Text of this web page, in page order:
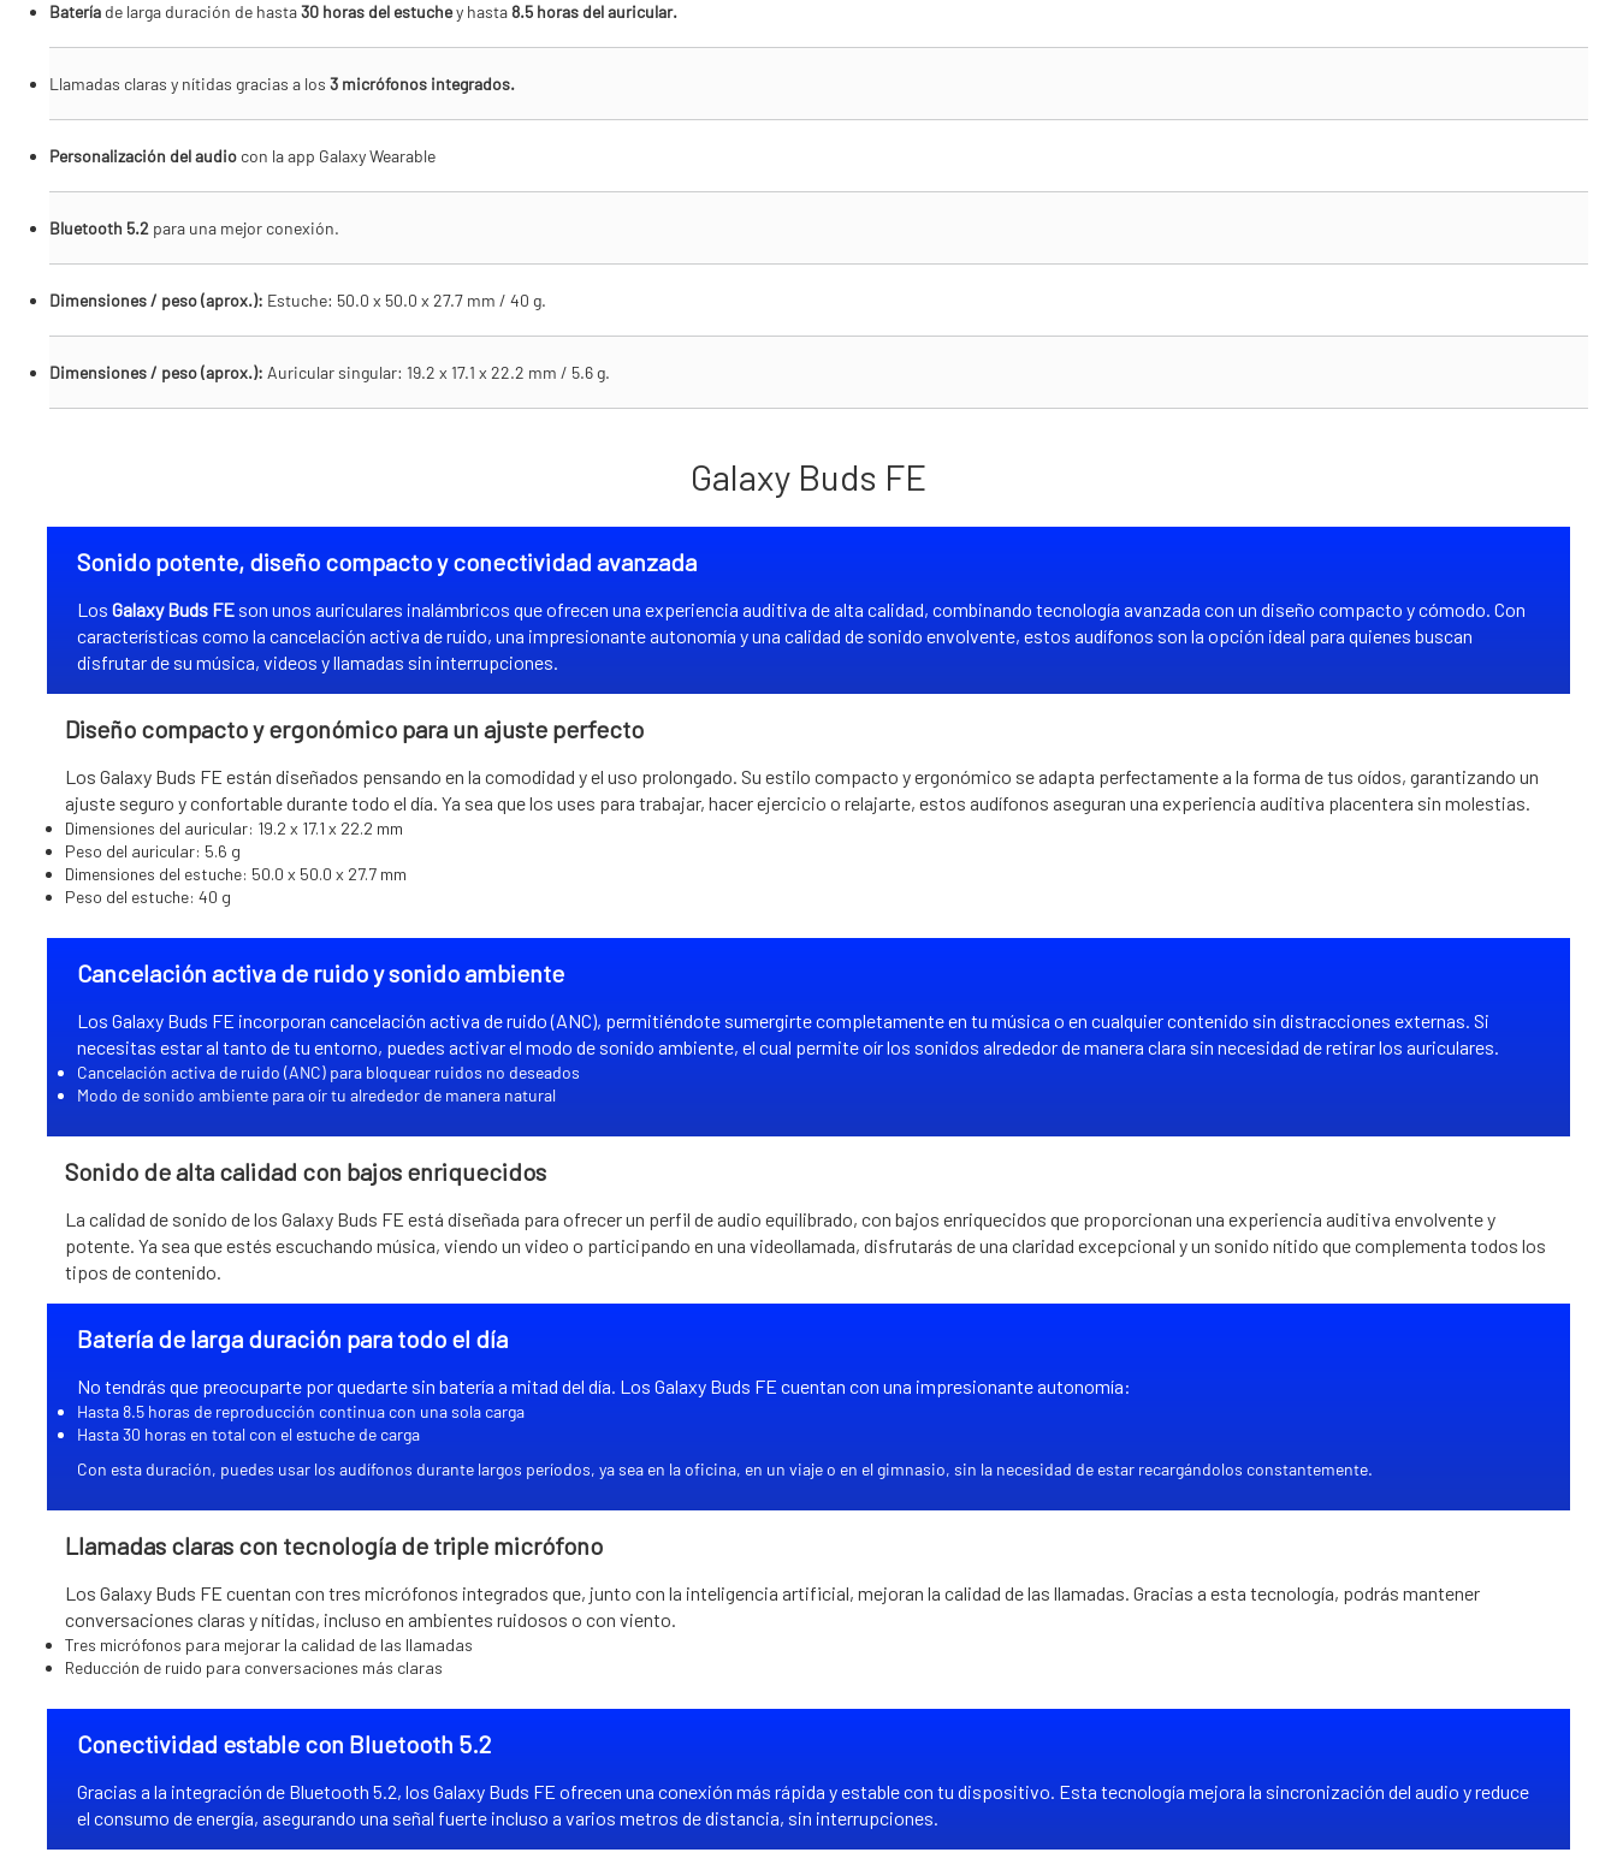
Batería de larga duración de hasta30 horas del estuchey hasta8.5 horas del auricular.
Llamadas claras y nítidas gracias a los 3 micrófonos integrados.
Personalización del audio con la app Galaxy Wearable
Bluetooth 5.2 para una mejor conexión.
Dimensiones / peso (aprox.): Estuche: 50.0 x 50.0 x 27.7 mm / 40 g.
Dimensiones / peso (aprox.): Auricular singular: 19.2 x 17.1 x 22.2 mm / 5.6 g.
Galaxy Buds FE
Sonido potente, diseño compacto y conectividad avanzada
Los Galaxy Buds FE son unos auriculares inalámbricos que ofrecen una experiencia auditiva de alta calidad, combinando tecnología avanzada con un diseño compacto y cómodo. Con
características como la cancelación activa de ruido, una impresionante autonomía y una calidad de sonido envolvente, estos audífonos son la opción ideal para quienes buscan
disfrutar de su música, videos y llamadas sin interrupciones.
Diseño compacto y ergonómico para un ajuste perfecto
Los Galaxy Buds FE están diseñados pensando en la comodidad y el uso prolongado. Su estilo compacto y ergonómico se adapta perfectamente a la forma de tus oídos, garantizando un
ajuste seguro y confortable durante todo el día. Ya sea que los uses para trabajar, hacer ejercicio o relajarte, estos audífonos aseguran una experiencia auditiva placentera sin molestias.
Dimensiones del auricular: 19.2 x 17.1 x 22.2 mm
Peso del auricular: 5.6 g
Dimensiones del estuche: 50.0 x 50.0 x 27.7 mm
Peso del estuche: 40 g
Cancelación activa de ruido y sonido ambiente
Los Galaxy Buds FE incorporan cancelación activa de ruido (ANC), permitiéndote sumergirte completamente en tu música o en cualquier contenido sin distracciones externas. Si
necesitas estar al tanto de tu entorno, puedes activar el modo de sonido ambiente, el cual permite oír los sonidos alrededor de manera clara sin necesidad de retirar los auriculares.
Cancelación activa de ruido (ANC) para bloquear ruidos no deseados
Modo de sonido ambiente para oír tu alrededor de manera natural
Sonido de alta calidad con bajos enriquecidos
La calidad de sonido de los Galaxy Buds FE está diseñada para ofrecer un perfil de audio equilibrado, con bajos enriquecidos que proporcionan una experiencia auditiva envolvente y
potente. Ya sea que estés escuchando música, viendo un video o participando en una videollamada, disfrutarás de una claridad excepcional y un sonido nítido que complementa todos los
tipos de contenido.
Batería de larga duración para todo el día
No tendrás que preocuparte por quedarte sin batería a mitad del día. Los Galaxy Buds FE cuentan con una impresionante autonomía:
Hasta 8.5 horas de reproducción continua con una sola carga
Hasta 30 horas en total con el estuche de carga
Con esta duración, puedes usar los audífonos durante largos períodos, ya sea en la oficina, en un viaje o en el gimnasio, sin la necesidad de estar recargándolos constantemente.
Llamadas claras con tecnología de triple micrófono
Los Galaxy Buds FE cuentan con tres micrófonos integrados que, junto con la inteligencia artificial, mejoran la calidad de las llamadas. Gracias a esta tecnología, podrás mantener
conversaciones claras y nítidas, incluso en ambientes ruidosos o con viento.
Tres micrófonos para mejorar la calidad de las llamadas
Reducción de ruido para conversaciones más claras
Conectividad estable con Bluetooth 5.2
Gracias a la integración de Bluetooth 5.2, los Galaxy Buds FE ofrecen una conexión más rápida y estable con tu dispositivo. Esta tecnología mejora la sincronización del audio y reduce
el consumo de energía, asegurando una señal fuerte incluso a varios metros de distancia, sin interrupciones.